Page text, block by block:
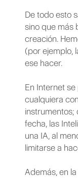
De todo esto
sino que más
creación.
(por ejemplo,
ese hacer.
En Internet
cualquiera
instrumentos;
fecha, las
una IA, al
limitarse a
Además, en